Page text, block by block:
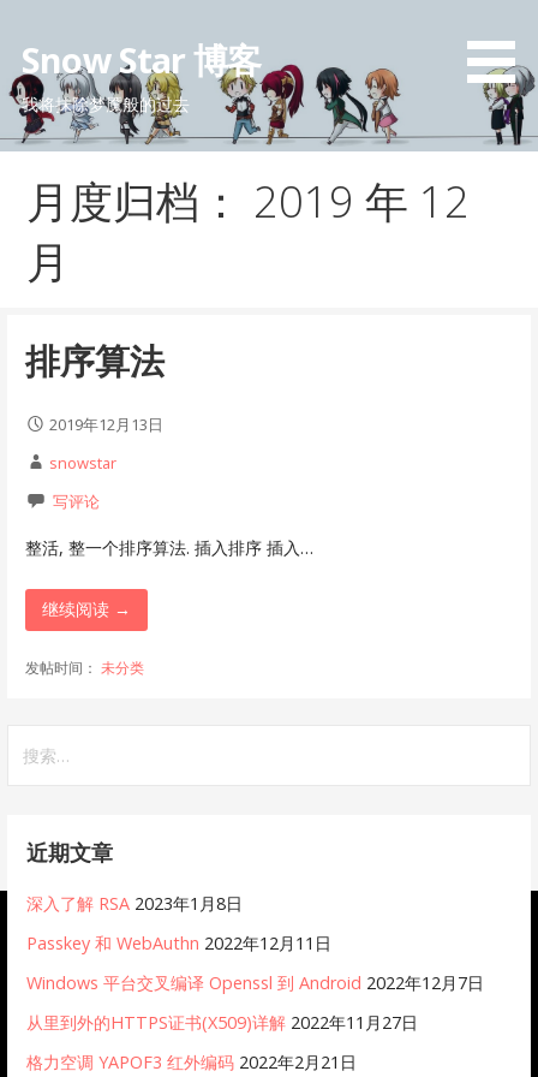
内
容
Snow Star 博客
我将抹除梦魇般的过去
月度归档： 2019 年 12
月
排序算法
2019年12月13日
snowstar
写评论
整活, 整一个排序算法. 插入排序 插入…
继续阅读 →
发帖时间： 未分类
索：
近期文章
深入了解 RSA 2023年1月8日
Passkey 和 WebAuthn 2022年12月11日
Windows 平台交叉编译 Openssl 到 Android 2022年12月7日
从里到外的HTTPS证书(X509)详解 2022年11月27日
格力空调 YAPOF3 红外编码 2022年2月21日